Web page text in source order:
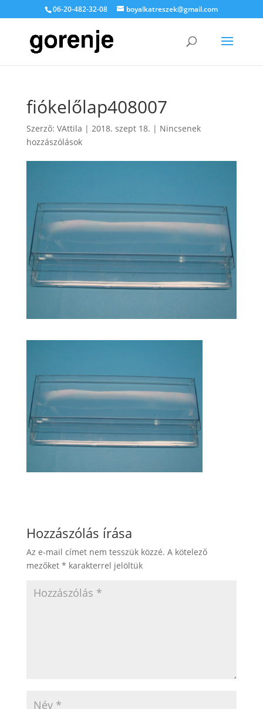
06-20-482-32-08 boyalkatreszek@gmail.com
fiókelőlap408007
Szerző: VAttila | 2018. szept 18. | Nincsenek
hozzászólások
Hozzászólás írása
Az e-mail címet nem tesszük közzé. A kötelező
mezőket * karakterrel jelöltük